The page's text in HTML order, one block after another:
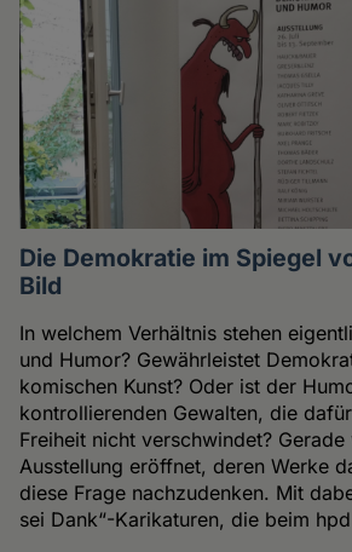
Die Demokratie im Spiegel
Bild
In welchem Verhältnis stehen
und Humor? Gewährleistet
komischen Kunst? Oder ist der
kontrollierenden Gewalten, die
Freiheit nicht verschwindet?
Ausstellung eröffnet, deren Werke
diese Frage nachzudenken. Mit
sei Dank“-Karikaturen, die beim